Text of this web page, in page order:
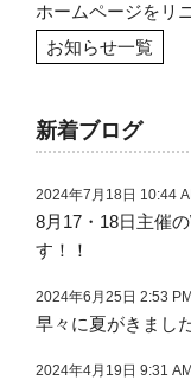
ョ
ン
ホームページをリ
お知らせ一覧
新着ブログ
2024年7月18日 10:44
8月17・18日主催
す！！
2024年6月25日 2:53 PM
早々に夏がきまし
2024年4月19日 9:31 AM